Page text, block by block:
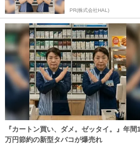
PR(株式会社HAL)
『カートン買い、ダメ。ゼッタイ。』年間
万円節約の新型タバコが爆売れ